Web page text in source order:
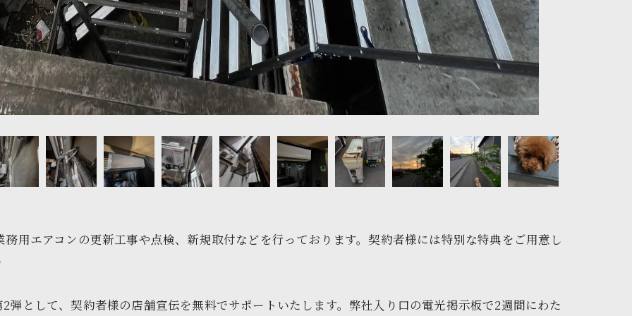
用エアコンの更新工事や点検、新規取付などを行っております。契約者様には特別な特典をご用意し
弾として、契約者様の店舗宣伝を無料でサポートいたします。弊社入り口の電光掲示板で2週間にわた